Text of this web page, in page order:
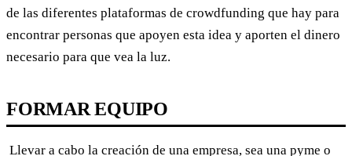
de las diferentes plataformas de crowdfunding que hay para
encontrar personas que apoyen esta idea y aporten el dinero
necesario para que vea la luz.
FORMAR EQUIPO
Llevar a cabo la creación de una empresa, sea una pyme o